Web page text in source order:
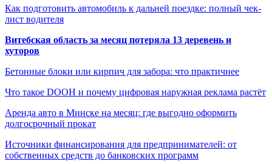
Как подготовить автомобиль к дальней поездке: полный чек-
лист водителя
Витебская область за месяц потеряла 13 деревень и
хуторов
Бетонные блоки или кирпич для забора: что практичнее
Что такое DOOH и почему цифровая наружная реклама растёт
Аренда авто в Минске на месяц: где выгодно оформить
долгосрочный прокат
Источники финансирования для предпринимателей: от
собственных средств до банковских программ